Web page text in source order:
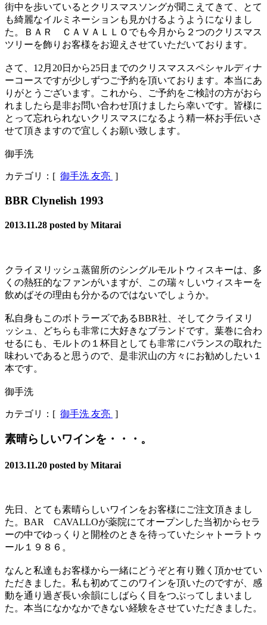
街中を歩いているとクリスマスソングが聞こえてきて、とて
も綺麗なイルミネーションも見かけるようようになりまし
た。ＢＡＲ ＣＡＶＡＬＬＯでも今月から２つのクリスマス
ツリーを飾りお客様をお迎えさせていただいております。
さて、12月20日から25日までのクリスマススペシャルディナ
ーコースですが少しずつご予約を頂いております。本当にあ
りがとうございます。これから、ご予約をご検討の方がおら
れましたら是非お問い合わせ頂けましたら幸いです。皆様に
とって忘れられないクリスマスになるよう精一杯お手伝いさ
せて頂きますので宜しくお願い致します。
御手洗
カテゴリ：[ 御手洗 友亮 ]
BBR Clynelish 1993
2013.11.28 posted by Mitarai
クライヌリッシュ蒸留所のシングルモルトウィスキーは、多
くの熱狂的なファンがいますが、この瑞々しいウィスキーを
飲めばその理由も分かるのではないでしょうか。
私自身もこのボトラーズであるBBR社、そしてクライヌリ
ッシュ、どちらも非常に大好きなブランドです。葉巻に合わ
せるにも、モルトの１杯目としても非常にバランスの取れた
味わいであると思うので、是非沢山の方々にお勧めしたい１
本です。
御手洗
カテゴリ：[ 御手洗 友亮 ]
素晴らしいワインを・・・。
2013.11.20 posted by Mitarai
先日、とても素晴らしいワインをお客様にご注文頂きまし
た。BAR CAVALLOが薬院にてオープンした当初からセラ
ーの中でゆっくりと開栓のときを待っていたシャトーラトゥ
ール１９８６。
なんと私達もお客様から一緒にどうぞと有り難く頂かせてい
ただきました。私も初めてこのワインを頂いたのですが、感
動を通り過ぎ長い余韻にしばらく目をつぶってしまいまし
た。本当になかなかできない経験をさせていただきました。